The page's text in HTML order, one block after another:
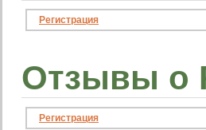
Регистрация
Отзывы о
Регистрация